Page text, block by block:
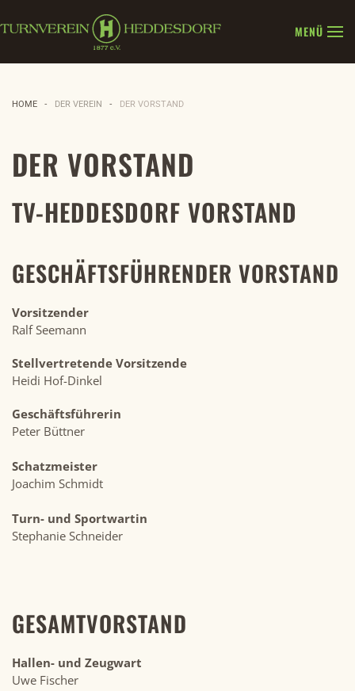
Zum Hauptinhalt springen
MENÜ
HOME DER VEREIN DER VORSTAND
DER VORSTAND
TV-HEDDESDORF VORSTAND
GESCHÄFTSFÜHRENDER VORSTAND
Vorsitzender
Ralf Seemann
Stellvertretende Vorsitzende
Heidi Hof-Dinkel
Geschäftsführerin
Peter Büttner
Schatzmeister
Joachim Schmidt
Turn- und Sportwartin
Stephanie Schneider
GESAMTVORSTAND
Hallen- und Zeugwart
Uwe Fischer